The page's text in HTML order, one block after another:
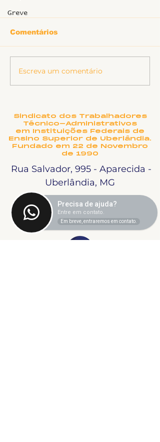
Greve
Ligeirinho 541 | Julho
Comentários
Escreva um comentário
Sindicato dos Trabalhadores
Técnico-Administrativos
em Instituições Federais de
Ensino Superior de Uberlândia.
Fundado em 22 de Novembro
de 1990
Rua Salvador, 995 - Aparecida -
Uberlândia, MG
Precisa de ajuda?
Entre em contato.
Em breve, entraremos em contato.